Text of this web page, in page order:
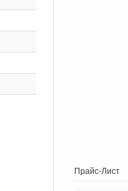
Прайс-Лист